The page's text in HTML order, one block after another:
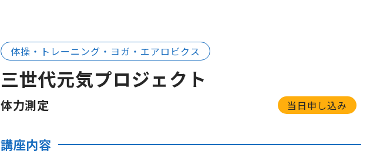
体操・トレーニング・ヨガ・エアロビクス
三世代元気プロジェクト
体力測定 当日申し込み
講座内容